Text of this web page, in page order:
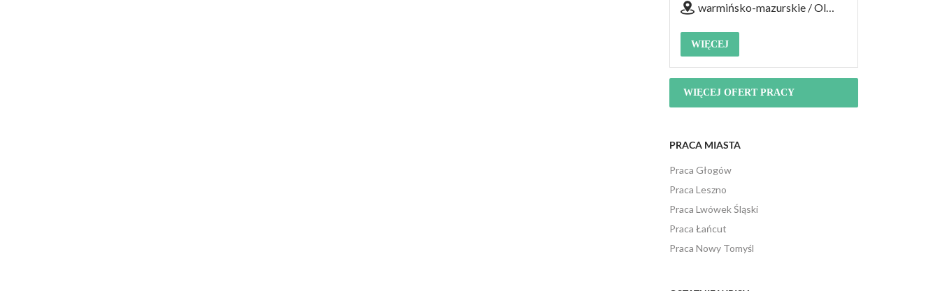
warmińsko-mazurskie / Olsztyn
WIĘCEJ
WIĘCEJ OFERT PRACY
PRACA MIASTA
Praca Głogów
Praca Leszno
Praca Lwówek Śląski
Praca Łańcut
Praca Nowy Tomyśl